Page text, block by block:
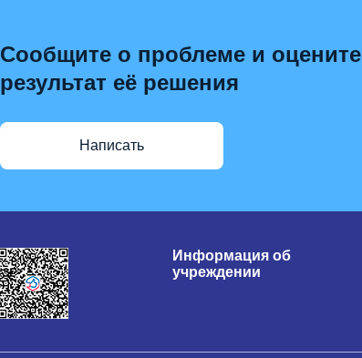
Сообщите о проблеме и оцените
результат её решения
Написать
Информация об
учреждении